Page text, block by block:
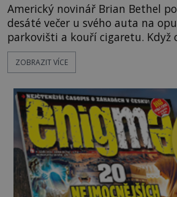
Americký novinář Brian Bethel
desáté večer u svého auta na
parkovišti a kouří cigaretu. Když
chystá se nastoupit do auta,
mladí chlapci, kterým může být
pouhých několik minut od
zeptá se suverénně jeden z nich. P
ZOBRAZIT VÍCE